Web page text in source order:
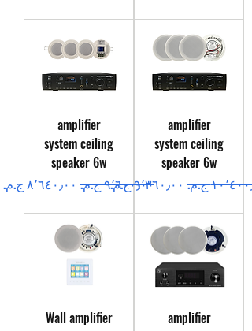
amplifier
system ceiling
speaker 6w
عادي
سعر البيع
amplifier
system ceiling
speaker 6w
سعر عادي
سعر البيع
amplifier
Wall amplifier